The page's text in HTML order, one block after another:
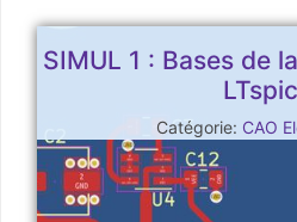
SIMUL 1 : Bases de
Catégorie: CAO